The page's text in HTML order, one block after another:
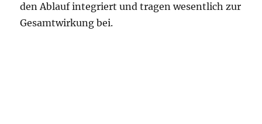
den Ablauf integriert und tragen wesentlich zur
Gesamtwirkung bei.